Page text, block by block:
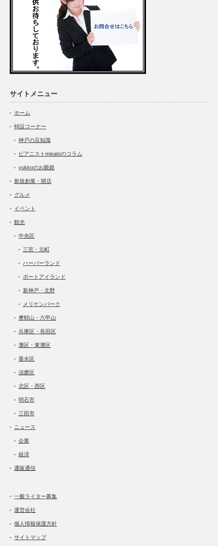
サイトメニュー
ホーム
特設コーナー
神戸の豆知識
ピアニストmisatoのコラム
yukkoのお眼鏡
新規創業・開店
グルメ
イベント
観光
中央区
三宮・元町
ハーバーランド
ポートアイランド
新神戸・北野
メリケンパーク
摩耶山・六甲山
兵庫区・長田区
灘区・東灘区
垂水区
須磨区
北区・西区
明石市
三田市
ニュース
企業
経済
通販通信
一般ライター募集
運営会社
個人情報保護方針
サイトマップ